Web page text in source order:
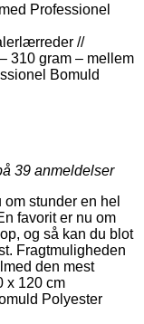
Professionel
//
310 gram – mellem
Bomuld
39 anmeldelser
stunder en hel
favorit er nu om
og så kan du blot
Fragtmuligheden
den mest
x 120 cm
Polyester